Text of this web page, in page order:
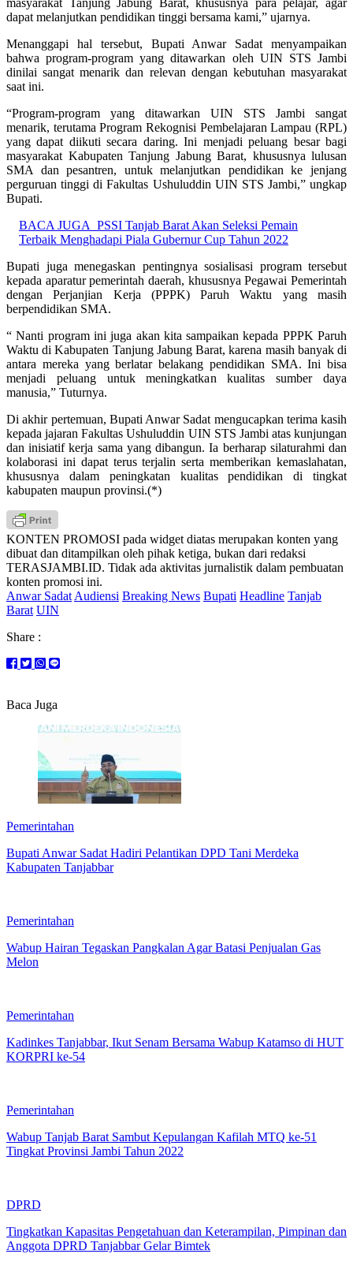
dapat melanjutkan pendidikan tinggi bersama kami,” ujarnya.
Menanggapi hal tersebut, Bupati Anwar Sadat menyampaikan
bahwa program-program yang ditawarkan oleh UIN STS Jambi
dinilai sangat menarik dan relevan dengan kebutuhan masyarakat
saat ini.
“Program-program yang ditawarkan UIN STS Jambi sangat
menarik, terutama Program Rekognisi Pembelajaran Lampau (RPL)
yang dapat diikuti secara daring. Ini menjadi peluang besar bagi
masyarakat Kabupaten Tanjung Jabung Barat, khususnya lulusan
SMA dan pesantren, untuk melanjutkan pendidikan ke jenjang
perguruan tinggi di Fakultas Ushuluddin UIN STS Jambi,” ungkap
Bupati.
BACA JUGA PSSI Tanjab Barat Akan Seleksi Pemain
Terbaik Menghadapi Piala Gubernur Cup Tahun 2022
Bupati juga menegaskan pentingnya sosialisasi program tersebut
kepada aparatur pemerintah daerah, khususnya Pegawai Pemerintah
dengan Perjanjian Kerja (PPPK) Paruh Waktu yang masih
berpendidikan SMA.
“ Nanti program ini juga akan kita sampaikan kepada PPPK Paruh
Waktu di Kabupaten Tanjung Jabung Barat, karena masih banyak di
antara mereka yang berlatar belakang pendidikan SMA. Ini bisa
menjadi peluang untuk meningkatkan kualitas sumber daya
manusia,” Tuturnya.
Di akhir pertemuan, Bupati Anwar Sadat mengucapkan terima kasih
kepada jajaran Fakultas Ushuluddin UIN STS Jambi atas kunjungan
dan inisiatif kerja sama yang dibangun. Ia berharap silaturahmi dan
kolaborasi ini dapat terus terjalin serta memberikan kemaslahatan,
khususnya dalam peningkatan kualitas pendidikan di tingkat
kabupaten maupun provinsi.(*)
KONTEN PROMOSI pada widget diatas merupakan konten yang
dibuat dan ditampilkan oleh pihak ketiga, bukan dari redaksi
TERASJAMBI.ID. Tidak ada aktivitas jurnalistik dalam pembuatan
konten promosi ini.
Anwar Sadat Audiensi Breaking News Bupati Headline Tanjab
Barat UIN
Share :
Baca Juga
Pemerintahan
Bupati Anwar Sadat Hadiri Pelantikan DPD Tani Merdeka
Kabupaten Tanjabbar
Pemerintahan
Wabup Hairan Tegaskan Pangkalan Agar Batasi Penjualan Gas
Melon
Pemerintahan
Kadinkes Tanjabbar, Ikut Senam Bersama Wabup Katamso di HUT
KORPRI ke-54
Pemerintahan
Wabup Tanjab Barat Sambut Kepulangan Kafilah MTQ ke-51
Tingkat Provinsi Jambi Tahun 2022
DPRD
Tingkatkan Kapasitas Pengetahuan dan Keterampilan, Pimpinan dan
Anggota DPRD Tanjabbar Gelar Bimtek